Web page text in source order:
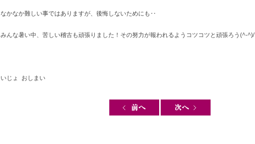
なかなか難しい事ではありますが、後悔しないためにも‥
みんな暑い中、苦しい稽古も頑張りました！その努力が報われるようコツコツと頑張ろう(^-^)/
いじょ おしまい